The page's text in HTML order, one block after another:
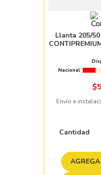
Llanta 205/
Nacional
$
Envío e
Cantidad